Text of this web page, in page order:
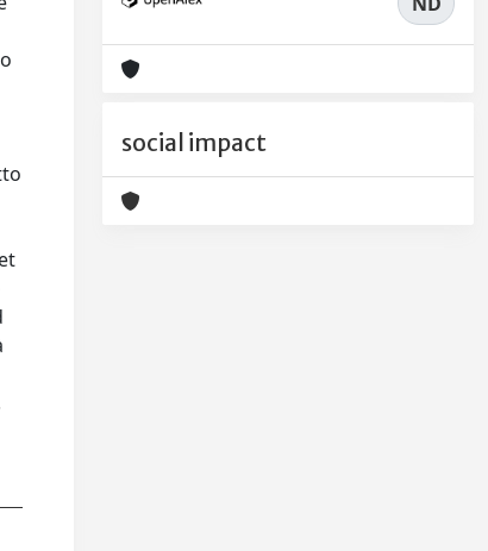
social impact